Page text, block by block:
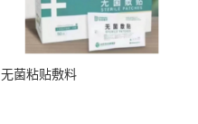
无菌粘贴敷料